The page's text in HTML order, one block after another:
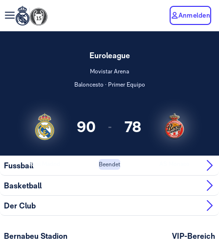
Anmelden
Euroleague
Movistar Arena
Baloncesto · Primer Equipo
90 - 78
Real Madrid Beendet
Fussball
Basketball
Der Club
Bernabeu Stadion VIP-Bereich